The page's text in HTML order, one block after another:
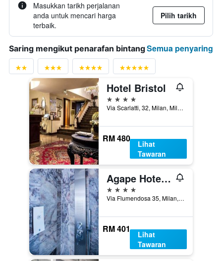
Masukkan tarikh perjalanan
anda untuk mencari harga
terbaik.
Pilih tarikh
Saring mengikut penarafan bintangSemua penyaring
Hotel Bristol
4 bintang
Via Scarlatti, 32, Milan, Milano, Itali
RM 480
Lihat
Tawaran
Agape Hotel - Aa Hotels
4 bintang
Via Flumendosa 35, Milan, Milano, Itali
RM 401
Lihat
Tawaran